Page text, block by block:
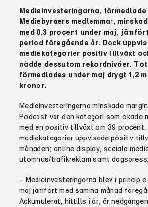
Medieinvesteringarna, förmedlade
Mediebyråers medlemmar,
med 0,3 procent under maj,
period föregående år. Dock
mediekategorier positiv tillväxt
nådde dessutom rekordnivåer.
förmedlades under maj drygt 1,2
kronor.
Medieinvesteringarna minskade
Podcast var den kategori som ökade
med en positiv tillväxt om 39 procent.
mediekategorier uppvisade positiv
månaden; online display, sociala
utomhus/trafikreklam samt dagspress.
– Medieinvesteringarna blev i princip
maj jämfört med samma månad
Ackumulerat, hittills i år, är